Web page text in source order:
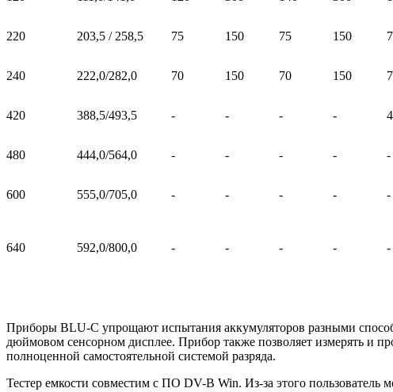
220 203,5 / 258,5 75 150 75 150
240 222,0/282,0 70 150 70 150
420 388,5/493,5 - - - -
480 444,0/564,0 - - - - -
600 555,0/705,0 - - - - -
640 592,0/800,0 - - - - -
Приборы BLU-C упрощают испытания аккумуляторов разными
дюймовом сенсорном дисплее. Прибор также позволяет измерять и
полноценной самостоятельной системой разряда.
Тестер емкости совместим с ПО DV-B Win. Из-за этого пользователь